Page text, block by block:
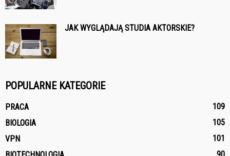
JAK WYGLĄDAJĄ STUDIA AKTORSKIE?
POPULARNE KATEGORIE
PRACA
109
BIOLOGIA
105
VPN
101